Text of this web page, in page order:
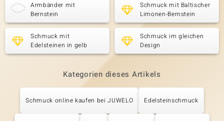
Armbänder mit
Bernstein
Schmuck mit Baltischer
Limonen-Bernstein
Schmuck mit
Edelsteinen in gelb
Schmuck im gleichen
Design
Kategorien dieses Artikels
Schmuck online kaufen bei JUWELO Edelsteinschmuck